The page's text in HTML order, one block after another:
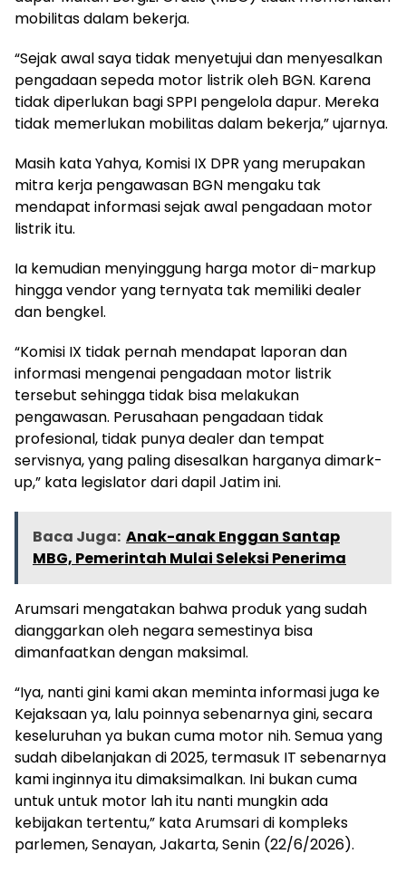
mobilitas dalam bekerja.
“Sejak awal saya tidak menyetujui dan menyesalkan
pengadaan sepeda motor listrik oleh BGN. Karena
tidak diperlukan bagi SPPI pengelola dapur. Mereka
tidak memerlukan mobilitas dalam bekerja,” ujarnya.
Masih kata Yahya, Komisi IX DPR yang merupakan
mitra kerja pengawasan BGN mengaku tak
mendapat informasi sejak awal pengadaan motor
listrik itu.
Ia kemudian menyinggung harga motor di-markup
hingga vendor yang ternyata tak memiliki dealer
dan bengkel.
“Komisi IX tidak pernah mendapat laporan dan
informasi mengenai pengadaan motor listrik
tersebut sehingga tidak bisa melakukan
pengawasan. Perusahaan pengadaan tidak
profesional, tidak punya dealer dan tempat
servisnya, yang paling disesalkan harganya dimark-
up,” kata legislator dari dapil Jatim ini.
Baca Juga: Anak-anak Enggan Santap
MBG, Pemerintah Mulai Seleksi Penerima
Arumsari mengatakan bahwa produk yang sudah
dianggarkan oleh negara semestinya bisa
dimanfaatkan dengan maksimal.
“Iya, nanti gini kami akan meminta informasi juga ke
Kejaksaan ya, lalu poinnya sebenarnya gini, secara
keseluruhan ya bukan cuma motor nih. Semua yang
sudah dibelanjakan di 2025, termasuk IT sebenarnya
kami inginnya itu dimaksimalkan. Ini bukan cuma
untuk untuk motor lah itu nanti mungkin ada
kebijakan tertentu,” kata Arumsari di kompleks
parlemen, Senayan, Jakarta, Senin (22/6/2026).